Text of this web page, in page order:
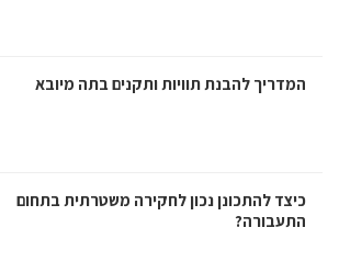
המדריך להבנת תוויות ותקנים בתה מיובא
כיצד להתכונן נכון לחקירה משטרתית בתחום
התעבורה?